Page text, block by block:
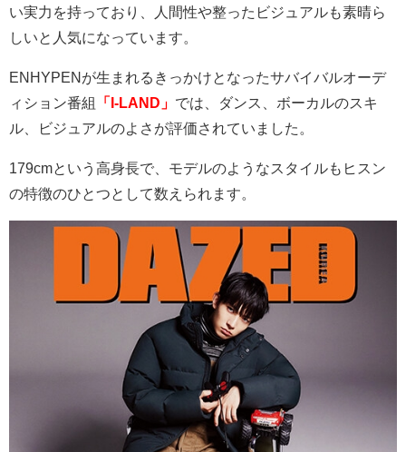
い実力を持っており、人間性や整ったビジュアルも素晴ら
しいと人気になっています。
ENHYPEN が生まれるきっかけとなったサバイバルオーデ
ィション番組
「I-LAND」 では、ダンス、ボーカルのスキ
ル、ビジュアルのよさが評価されていました。
179cmという高身長で、モデルのようなスタイルもヒスン
の特徴のひとつとして数えられます。